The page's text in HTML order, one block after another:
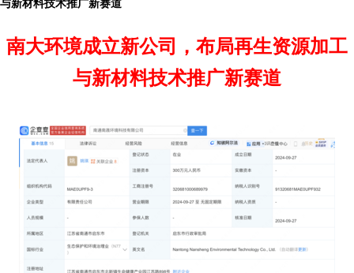
与新材料技术推广新赛道
南大环境成立新公司，布局再生资源加工
与新材料技术推广新赛道